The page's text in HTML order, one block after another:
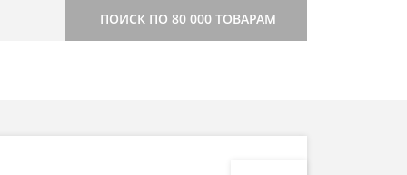
СТРОИТЕЛЬСТВО
ПОИСК ПО 80 000 ТОВАРАМ